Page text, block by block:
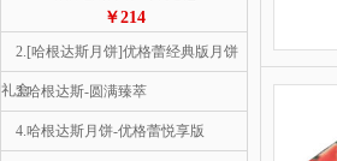
￥214
2.[哈根达斯月饼]优格蕾经典版月饼
礼盒
3.哈根达斯-圆满臻萃
4.哈根达斯月饼-优格蕾悦享版